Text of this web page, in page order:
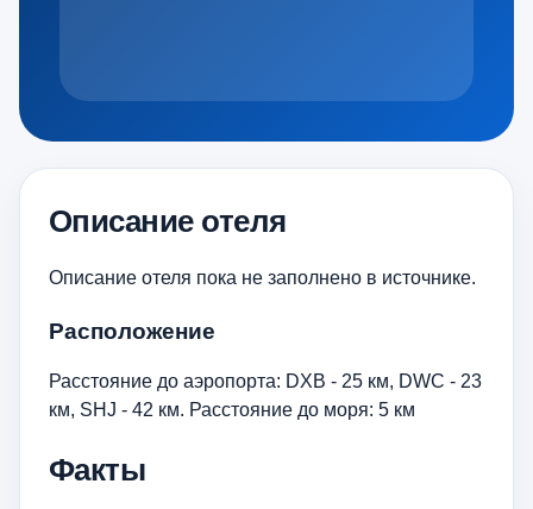
Описание отеля
Описание отеля пока не заполнено в источнике.
Расположение
Расстояние до аэропорта: DXB - 25 км, DWC - 23
км, SHJ - 42 км. Расстояние до моря: 5 км
Факты